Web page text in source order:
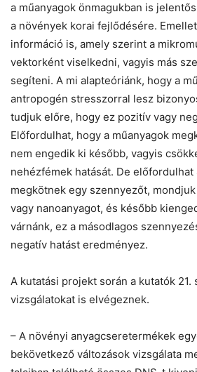
a műanyagok önmagukban is
a növények korai fejlődésére.
információ is, amely szerint a
vektorként viselkedni, vagyis más
segíteni. A mi alapteóriánk, hogy a
antropogén stresszorral lesz
tudjuk előre, hogy ez pozitív vagy
Előfordulhat, hogy a műanyagok
nem engedik ki később, vagyis
nehézfémek hatását. De előfordulhat
megkötnek egy szennyezőt,
vagy nanoanyagot, és később
várnánk, ez a másodlagos
negatív hatást eredményez.
A kutatási projekt során a kutatók 21.
vizsgálatokat is elvégeznek.
– A növényi anyagcseretermékek
bekövetkező változások vizsgálata